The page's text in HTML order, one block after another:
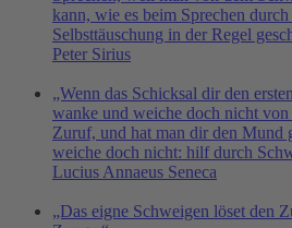
kann, wie es beim Sprechen
Selbsttäuschung in der Regel
Peter Sirius
„Wenn das Schicksal dir den
wanke und weiche doch nicht
Zuruf, und hat man dir den Mund
weiche doch nicht: hilf durch
Lucius Annaeus Seneca
„Das eigne Schweigen löset den